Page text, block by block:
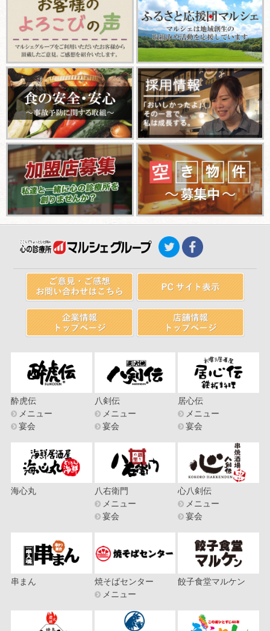
酔虎伝
メニュー
宴会
八剣伝
メニュー
宴会
居心伝
メニュー
宴会
海心丸
八右衛門
メニュー
宴会
心八剣伝
メニュー
宴会
串まん
焼そばセンター
メニュー
餃子食堂マルケン